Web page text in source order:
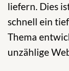
liefern. Dies
schnell ein
Thema
unzählige